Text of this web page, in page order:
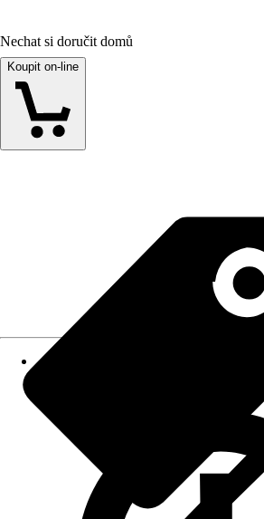
Nechat si doručit domů
Koupit on-line